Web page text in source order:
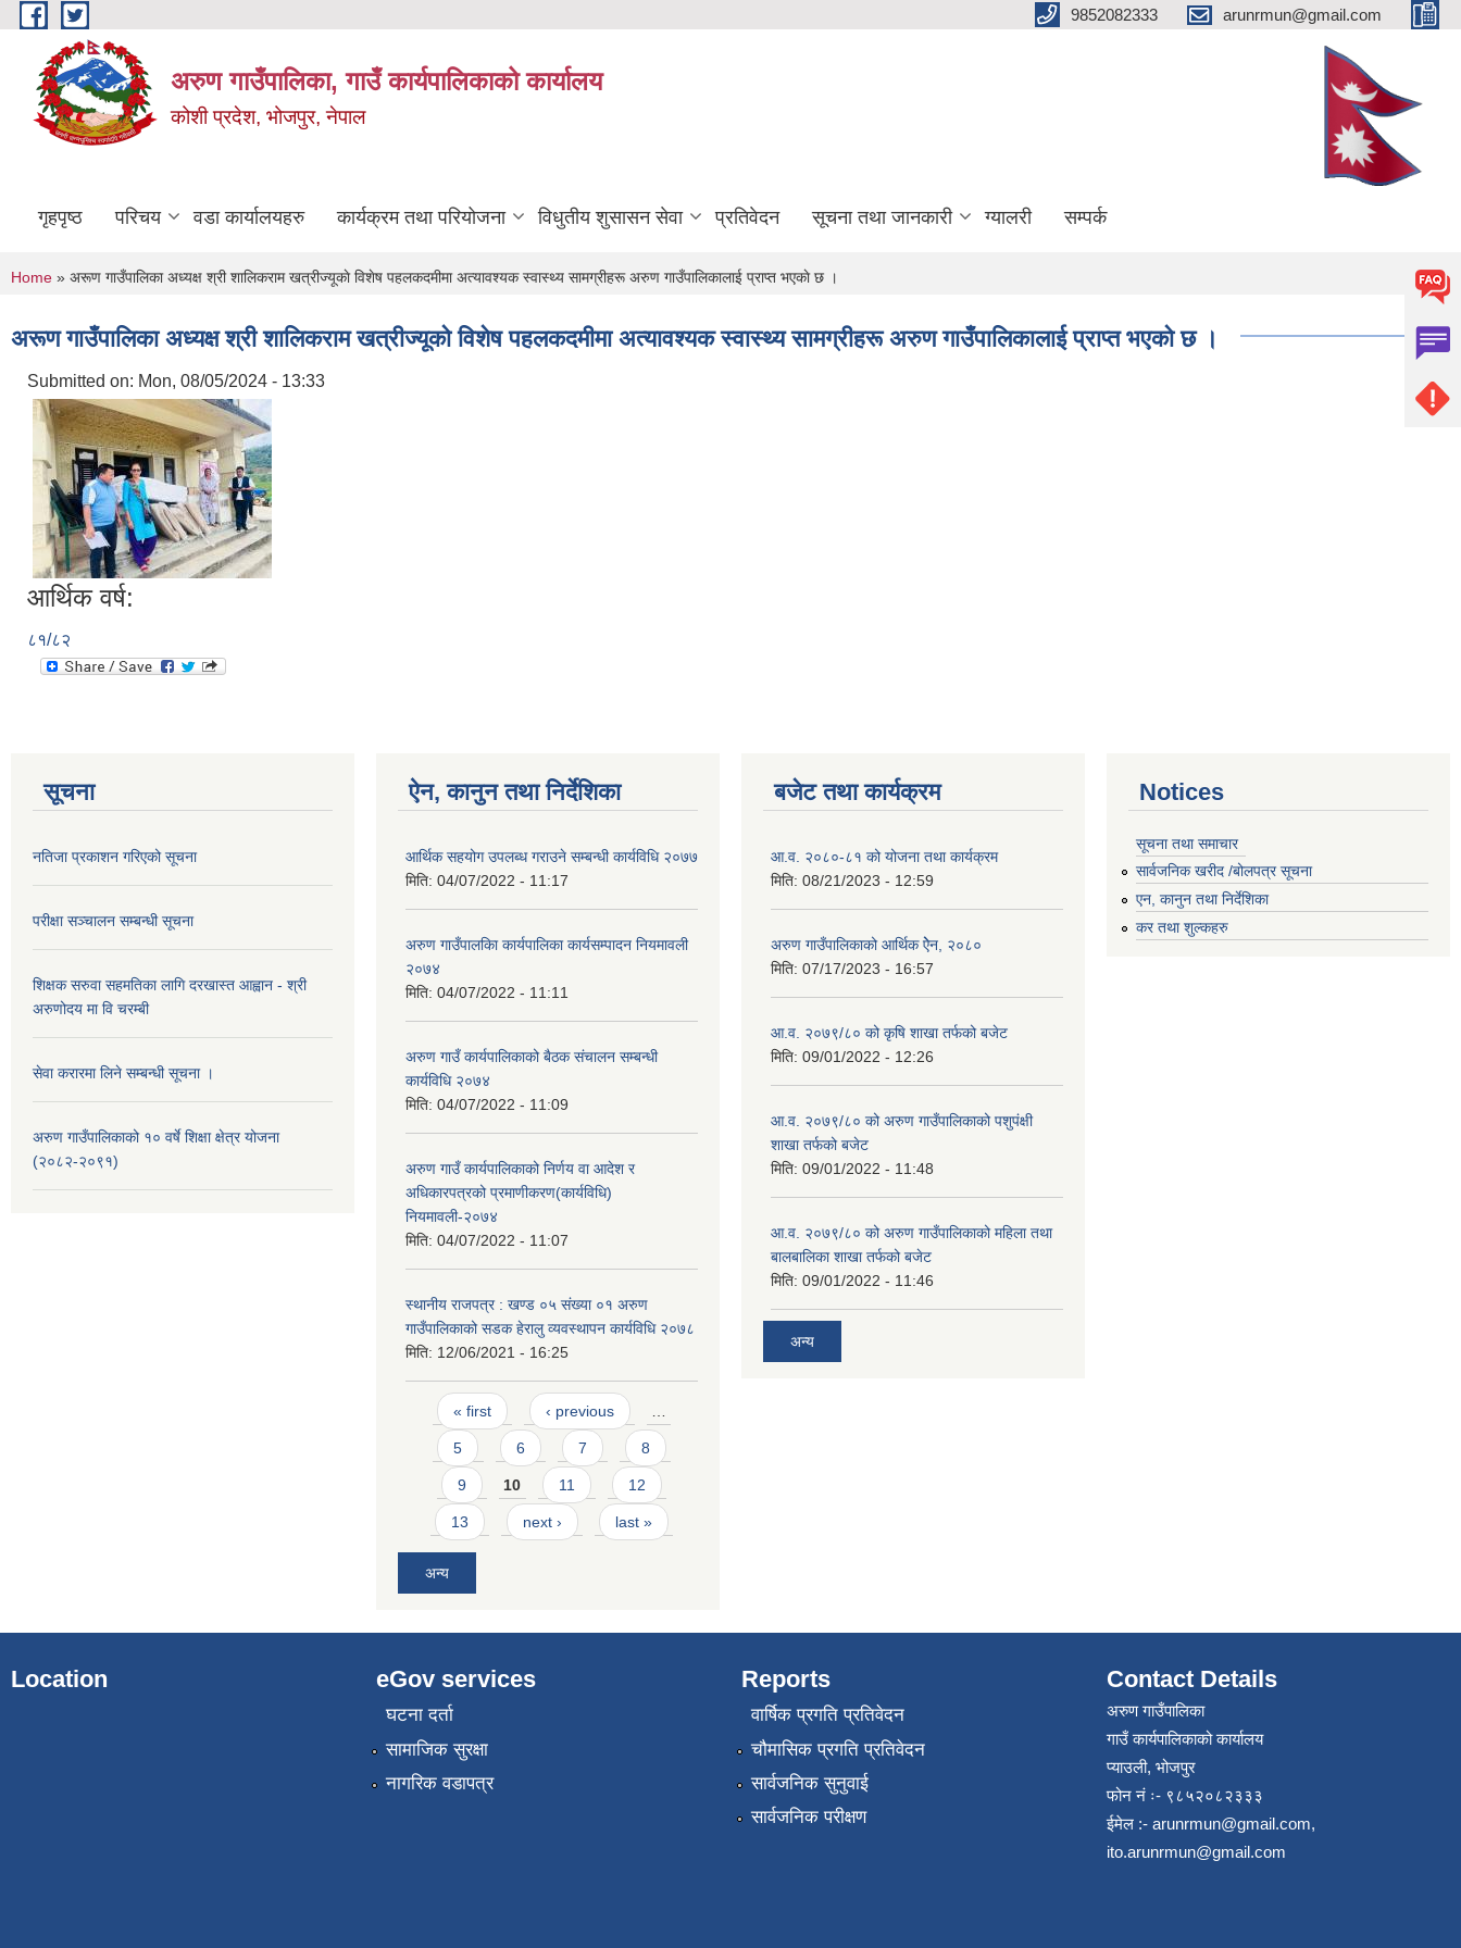
Skip to main content 9852082333 arunrmun@gmail.com
अरुण गाउँपालिका, गाउँ कार्यपालिकाको कार्यालय
कोशी प्रदेश, भोजपुर, नेपाल
गृहपृष्ठ परिचय वडा कार्यालयहरु कार्यक्रम तथा परियोजना विधुतीय शुसासन सेवा प्रतिवेदन सूचना तथा जानकारी ग्यालरी सम्पर्क
You are here
Home » अरूण गाउँपालिका अध्यक्ष श्री शालिकराम खत्रीज्यूकाे विशेष पहलकदमीमा अत्यावश्यक स्वास्थ्य सामग्रीहरू अरुण गाउँपालिकालाई प्राप्त भएकाे छ ।
अरूण गाउँपालिका अध्यक्ष श्री शालिकराम खत्रीज्यूकाे विशेष पहलकदमीमा अत्यावश्यक स्वास्थ्य सामग्रीहरू अरुण गाउँपालिकालाई प्राप्त भएकाे छ ।
Submitted on: Mon, 08/05/2024 - 13:33
आर्थिक वर्ष:
८१/८२
सूचना
नतिजा प्रकाशन गरिएको सूचना
परीक्षा सञ्चालन सम्बन्धी सूचना
शिक्षक सरुवा सहमतिका लागि दरखास्त आह्वान - श्री
अरुणोदय मा वि चरम्बी
सेवा करारमा लिने सम्बन्धी सूचना ।
अरुण गाउँपालिकाको १० वर्षे शिक्षा क्षेत्र योजना
(२०८२-२०९१)
ऐन, कानुन तथा निर्देशिका
आर्थिक सहयोग उपलब्ध गराउने सम्बन्धी कार्यविधि २०७७
मिति: 04/07/2022 - 11:17
अरुण गाउँपालकिा कार्यपालिका कार्यसम्पादन नियमावली
२०७४
मिति: 04/07/2022 - 11:11
अरुण गाउँ कार्यपालिकाको बैठक संचालन सम्बन्धी
कार्यविधि २०७४
मिति: 04/07/2022 - 11:09
अरुण गाउँ कार्यपालिकाको निर्णय वा आदेश र
अधिकारपत्रको प्रमाणीकरण(कार्यविधि)
नियमावली-२०७४
मिति: 04/07/2022 - 11:07
स्थानीय राजपत्र : खण्ड ०५ संख्या ०१ अरुण
गाउँपालिकाको सडक हेरालु व्यवस्थापन कार्यविधि २०७८
मिति: 12/06/2021 - 16:25
Pages
« first ‹ previous …
5 6 7 8
9 10 11 12
13 next › last »
अन्य
बजेट तथा कार्यक्रम
आ.व. २०८०-८१ को योजना तथा कार्यक्रम
मिति: 08/21/2023 - 12:59
अरुण गाउँपालिकाको आर्थिक ऐेन, २०८०
मिति: 07/17/2023 - 16:57
आ.व. २०७९/८० को कृषि शाखा तर्फको बजेट
मिति: 09/01/2022 - 12:26
आ.व. २०७९/८० को अरुण गाउँपालिकाको पशुपंक्षी
शाखा तर्फको बजेट
मिति: 09/01/2022 - 11:48
आ.व. २०७९/८० को अरुण गाउँपालिकाको महिला तथा
बालबालिका शाखा तर्फको बजेट
मिति: 09/01/2022 - 11:46
अन्य
Notices
सूचना तथा समाचार
सार्वजनिक खरीद /बोलपत्र सूचना
एन, कानुन तथा निर्देशिका
कर तथा शुल्कहरु
Location eGov services
घटना दर्ता
सामाजिक सुरक्षा
नागरिक वडापत्र
Reports
वार्षिक प्रगति प्रतिवेदन
चौमासिक प्रगति प्रतिवेदन
सार्वजनिक सुनुवाई
सार्वजनिक परीक्षण
Contact Details
अरुण गाउँपालिका
गाउँ कार्यपालिकाको कार्यालय
प्याउली, भोजपुर
फोन नं ः- ९८५२०८२३३३
ईमेल :- arunrmun@gmail.com,
ito.arunrmun@gmail.com